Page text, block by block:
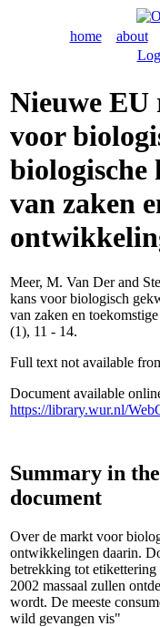
home about
Nieuwe EU
voor
biologische
van zaken
Meer, M. Van Derand
kans voor biologisch
van zaken en
(1), 11 - 14.
Full text not available
Document available
https://library.wur.nl/
Summary in
document
Over de markt voor
ontwikkelingen daarin.
betrekking tot
2002 massaal zullen
wordt. De meeste
wild gevangen vis"